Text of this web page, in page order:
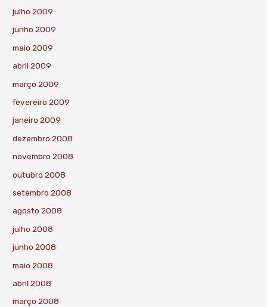
julho 2009
junho 2009
maio 2009
abril 2009
março 2009
fevereiro 2009
janeiro 2009
dezembro 2008
novembro 2008
outubro 2008
setembro 2008
agosto 2008
julho 2008
junho 2008
maio 2008
abril 2008
março 2008